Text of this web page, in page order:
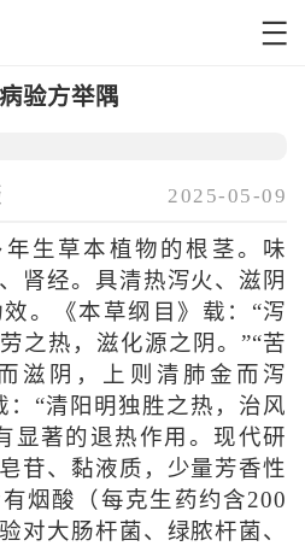
验方举隅
2025-05-09
生草本植物的根茎。味
肾经。具清热泻火、滋阴
。《本草纲目》载：“泻
之热，滋化源之阴。”“苦
滋阴，上则清肺金而泻
：“清阳明独胜之热，治风
显著的退热作用。现代研
苷、黏液质，少量芳香性
烟酸（每克生药约含200
对大肠杆菌、绿脓杆菌、